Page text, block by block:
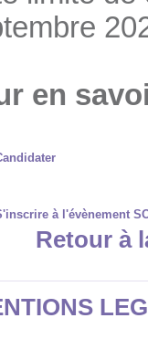
en
à l'évènement
Retour à